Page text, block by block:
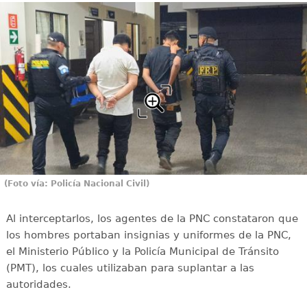
(Foto vía: Policía Nacional Civil)
Al interceptarlos, los agentes de la PNC constataron que
los hombres portaban insignias y uniformes de la PNC,
el Ministerio Público y la Policía Municipal de Tránsito
(PMT), los cuales utilizaban para suplantar a las
autoridades.